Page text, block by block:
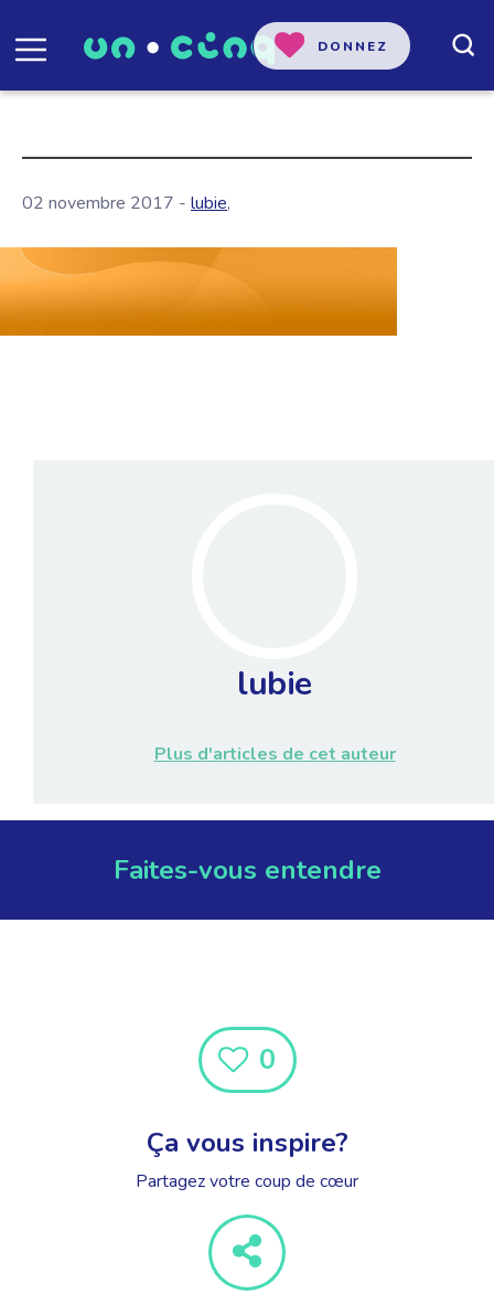
DONNEZ
02 novembre 2017 - lubie,
lubie
Plus d'articles de cet auteur
Faites-vous entendre
0
Ça vous inspire?
Partagez votre coup de cœur